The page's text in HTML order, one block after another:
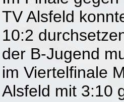
TV Alsfeld
10:2
der B-Jugend
im Viertelfinale
Alsfeld mit 3:10